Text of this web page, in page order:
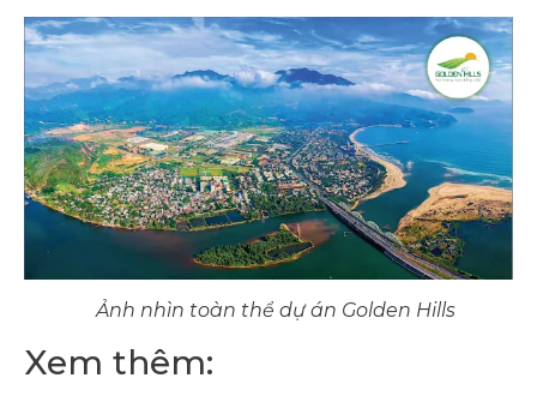
Ảnh nhìn toàn thể dự án Golden Hills
Xem thêm: